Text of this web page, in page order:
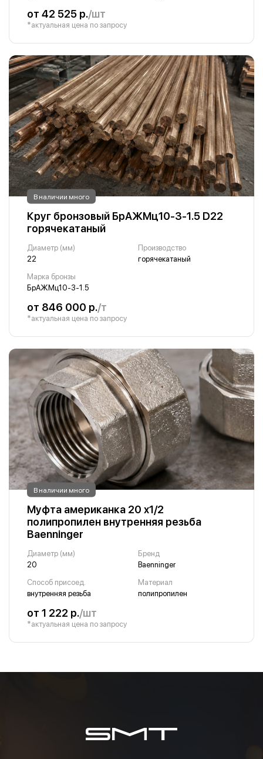
от 42 525 р./шт
*актуальная цена по запросу
В наличии много
Круг бронзовый БрАЖМц10-3-1.5 D22
горячекатаный
Диаметр (мм)
22
Производство
горячекатаный
Марка бронзы
БрАЖМц10-3-1.5
от 846 000 р./т
*актуальная цена по запросу
В наличии много
Муфта американка 20 х1/2
полипропилен внутренняя резьба
Baenninger
Диаметр (мм)
20
Бренд
Baenninger
Способ присоед.
внутренняя резьба
Материал
полипропилен
от 1 222 р./шт
*актуальная цена по запросу